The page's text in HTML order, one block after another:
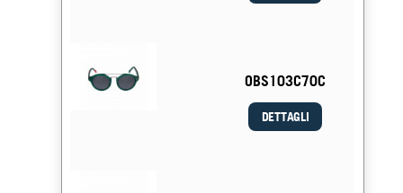
OBS103C70C
DETTAGLI